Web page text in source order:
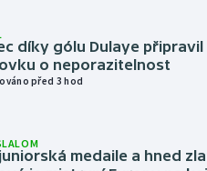
díky gólu Dulaye připravil
o neporazitelnost
před 3 hod
medaile a hned